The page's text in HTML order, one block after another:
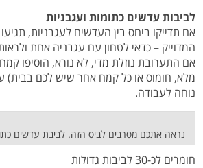
לביבות עדשים כתומות ועגבניות
אם תדייקו ביחס בין העדשים לעגבניות,
המדוייק – כדאי לטחון עם עגבניה אחת
אם התערובת נוזלת מדי, לא נורא, הוסיפו
מלא, חומוס או כל קמח אחר שיש לכם בבית)
נוחה לעבודה.
נראה אתכם מסרבים לביס הזה. לביבת עדשים
חומרים לכ-30 לביבות גדולות